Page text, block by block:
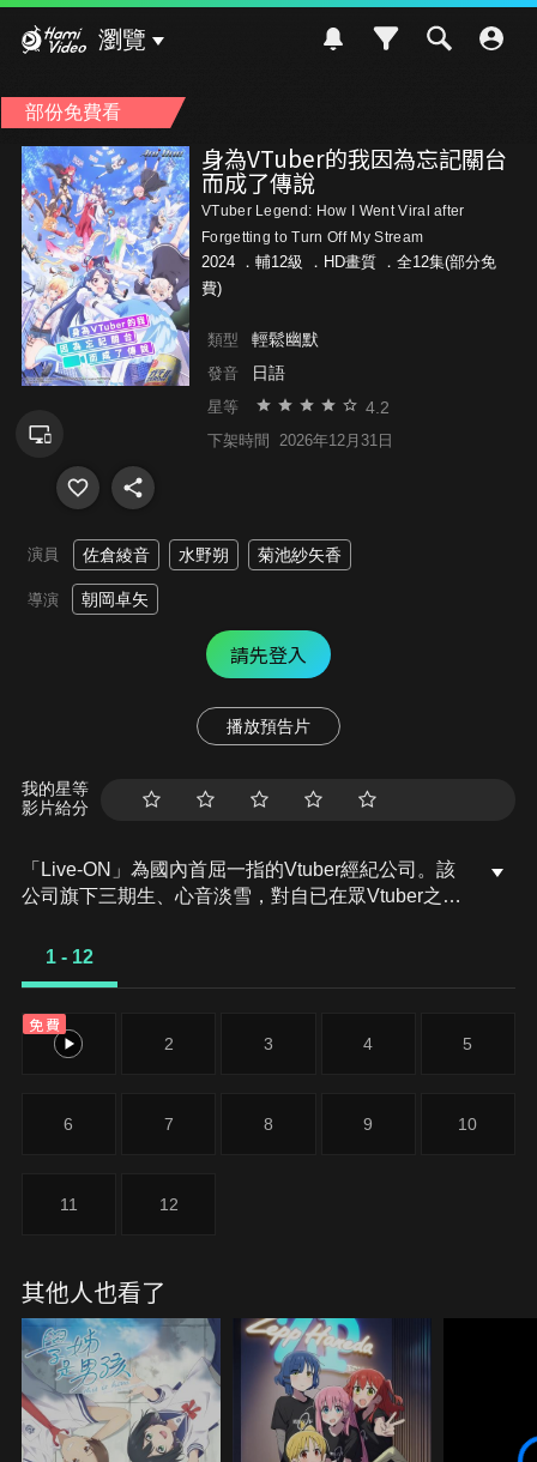
瀏覽
部份免費看
身為VTuber的我因為忘記關台
而成了傳說
VTuber Legend: How I Went Viral after
Forgetting to Turn Off My Stream
2024 ． 輔12級
．HD畫質 ．全12集(部分免
費)
類型 輕鬆幽默
發音 日語
星等 4.2
下架時間 2026年12月31日
演員 佐倉綾音 水野朔 菊池紗矢香
導演 朝岡卓矢
請先登入
播放預告片
我的星等
影片給分
「Live-ON」為國內首屈一指的Vtuber經紀公司。該
公司旗下三期生、心音淡雪，對自已在眾Vtuber之中
慮。就在某一天，正常下播後的淡雪，一不小心忘記
天，鈴木經紀人對淡雪說出了驚人事實！？
1 - 12
免費
1 2 3 4 5
6 7 8 9 10
11 12
其他人也看了